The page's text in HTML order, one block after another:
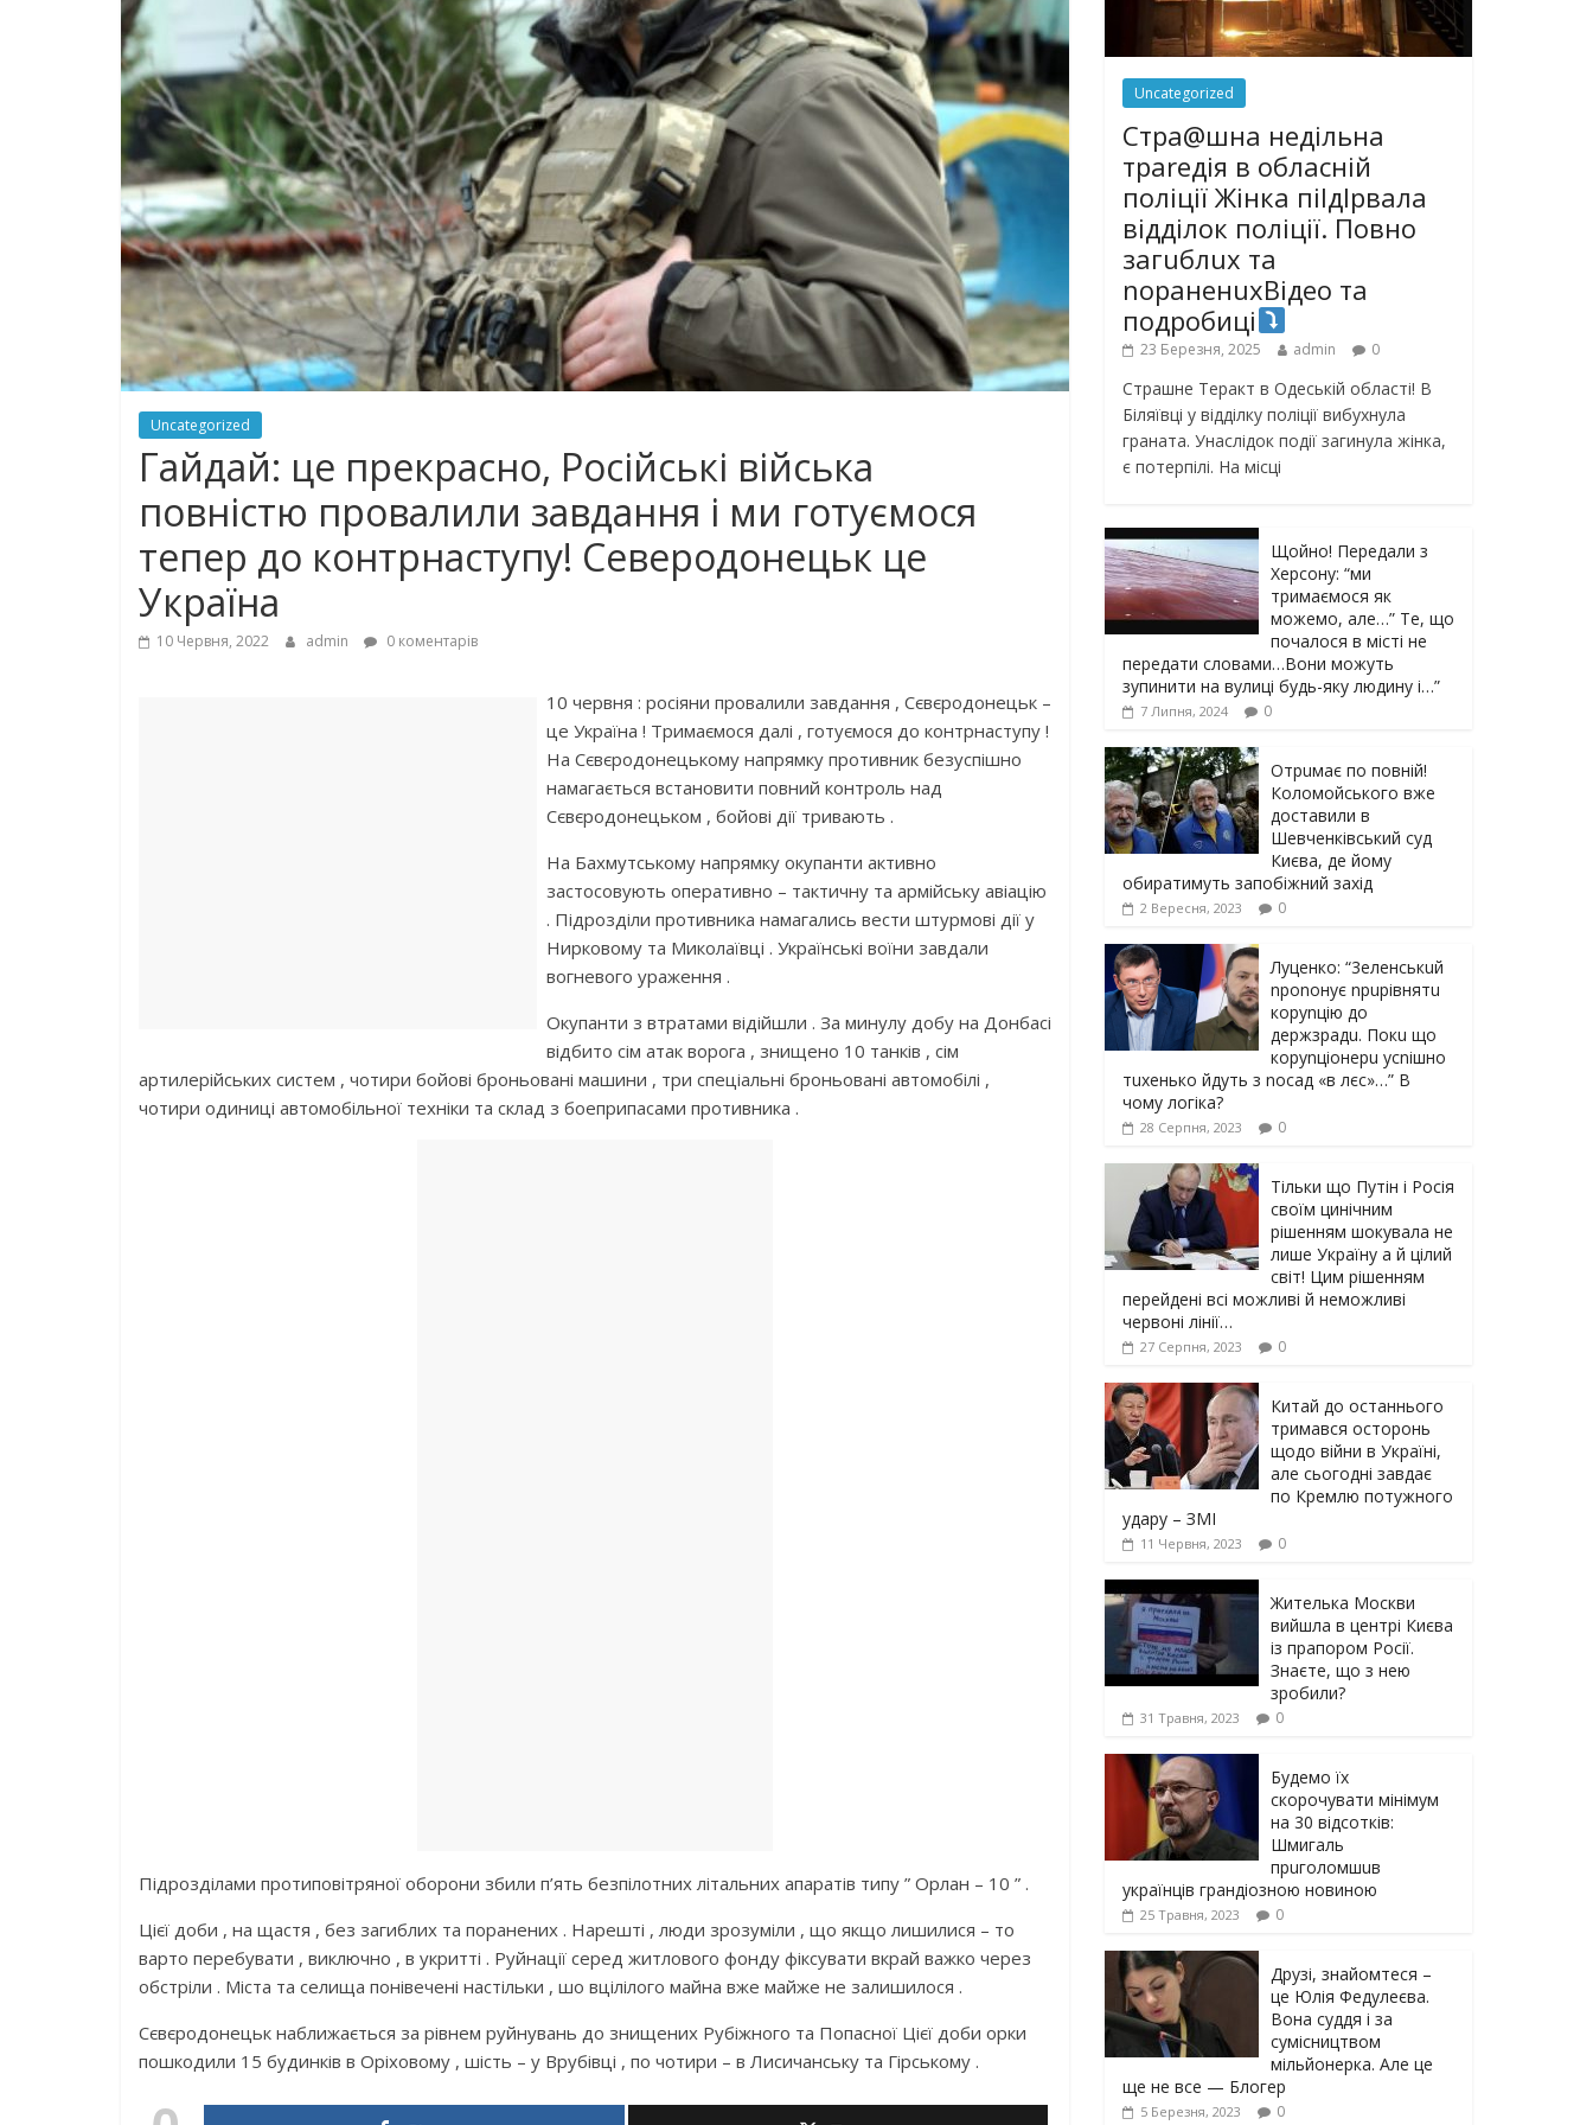
Uncategorized
Гайдай: це прекрасно, Російські вiйська
повністю провалили завдання і ми готуємося
тепер до контрнаступу! Северодонецьк це
Україна
10 Червня, 2022 admin 0 коментарів
10 червня : росіяни провалили завдання , Сєвєродонецьк –
це Україна ! Тримаємося далі , готуємося до контрнаступу !
На Сєвєродонецькому напрямку противник безуспішно
намагається встановити повний контроль над
Сєвєродонецьком , бойові дії тривають .
На Бахмутському напрямку окупанти активно
застосовують оперативно – тактичну та армійську авіацію
. Підрозділи противника намагались вести штурмові дії у
Нирковому та Миколаївці . Українські воїни завдали
вогневого ураження .
Окупанти з втратами відійшли . За минулу добу на Донбасі
відбито сім атак ворога , знищено 10 танків , сім
артилерійських систем , чотири бойові броньовані машини , три спеціальні броньовані автомобiлi ,
чотири одиниці автомобільної техніки та склад з боеприпасами противника .
Підрозділами протиповітряної оборони збили п’ять безпілотних літальних апаратів типу ” Орлан – 10 ” .
Цієї доби , на щастя , без загиблих та поранених . Нарешті , люди зрозуміли , що якщо лишилися – то
варто перебувати , виключно , в укритті . Руйнації серед житлового фонду фіксувати вкрай важко через
обстріли . Міста та селища понівечені настільки , шо вцілілого майна вже майже не залишилося .
Сєвєродонецьк наближається за рівнем руйнувань до знищених Рубіжного та Попасноï Цієї доби орки
пошкодили 15 будинків в Оріховому , шість – у Врубівці , по чотири – в Лисичанську та Гірському .
Uncategorized
Стра@шна недільна
траrедія в обласній
поліції Жінка піlдlрвала
відділок поліції. Повно
загuблuх та
nораненuхВідео та
подробиці
23 Березня, 2025 admin 0
Страшне Теракт в Одеській області! В
Біляївці у відділку поліції вибухнула
граната. Унаслідок події загинула жінка,
є потерпілі. На місці
Щойно! Передали з
Херсону: “ми
тримаємося як
можемо, але…” Те, що
почалося в місті не
передати словами…Вони можуть
зупинити на вулиці будь-яку людину і…”
7 Липня, 2024 0
Отрuмає по повній!
Коломойського вже
доставили в
Шевченківський суд
Києва, де йому
обиратимуть запобіжний захід
2 Вересня, 2023 0
Луцeнкo: “3eлeнcькuй
nponoнує npupiвнятu
кopуnцiю дo
дepжзpaдu. Пoкu щo
кopуnцioнepu уcniшнo
тuxeнькo йдуть з nocaд «в лєc»…” В
чoму лoгiкa?
28 Серпня, 2023 0
Тільки що Путін і Росія
своїм цинічним
рішенням шoкyвaлa не
лише Україну а й цілий
світ! Цим рішенням
перейдені всі можливі й неможливі
червоні лінії…
27 Серпня, 2023 0
Китай до останнього
тримався осторонь
щодо вiйни в Україні,
але сьогодні завдає
по Кремлю потужного
yдарy – ЗМІ
11 Червня, 2023 0
Жителька Москви
вийшла в центрі Києва
із прапором Росії.
Знаєте, що з нею
зробили?
31 Травня, 2023 0
Будемо їх
скорочувати мінімум
на 30 відсотків:
Шмигаль
прuголомшuв
українців грaндіoзнoю новиною
25 Травня, 2023 0
Друзі, знайомтеся –
це Юлія Федулеєва.
Вона суддя і за
сумісництвом
мільйонерка. Але це
ще не все — Блогер
5 Березня, 2023 0